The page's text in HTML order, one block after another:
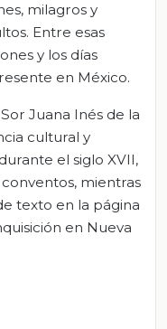
milagros y
Entre esas
y los días
en México.
Juana Inés de la
cultural y
el siglo XVII,
mientras
texto en la página
en Nueva